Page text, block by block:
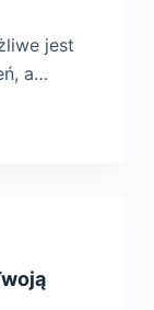
jest
a…